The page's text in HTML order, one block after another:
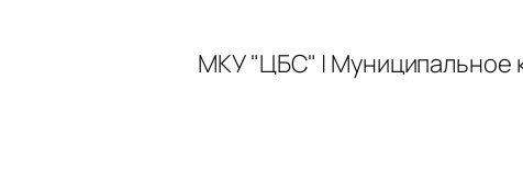
МКУ "ЦБС" | Муниципальное